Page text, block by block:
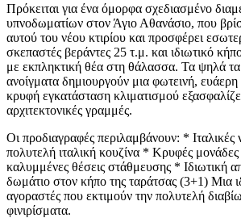
Πρόκειται για ένα όμορφα σχεδιασμένο
υπνοδωματίων στον Άγιο Αθανάσιο, που
αυτού του νέου κτιρίου και προσφέρει
σκεπαστές βεράντες 25 τ.μ. και ιδιωτικό
με εκπληκτική θέα στη θάλασσα. Τα ψηλά
ανοίγματα δημιουργούν μια φωτεινή,
κρυφή εγκατάσταση κλιματισμού
αρχιτεκτονικές γραμμές.
Οι προδιαγραφές περιλαμβάνουν: * Ιταλικές
πολυτελή ιταλική κουζίνα * Κρυφές
καλυμμένες θέσεις στάθμευσης * Ιδιωτική
δωμάτιο στον κήπο της ταράτσας (3+1) Μια
αγοραστές που εκτιμούν την πολυτελή
φινιρίσματα.